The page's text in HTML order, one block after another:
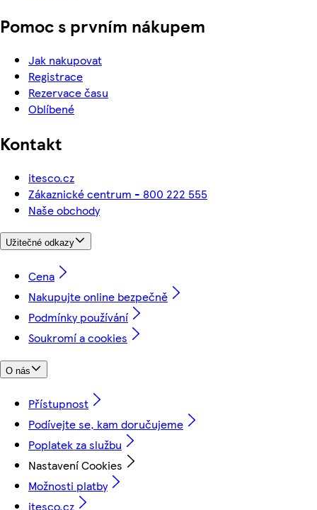
Pomoc s prvním nákupem
Jak nakupovat
Registrace
Rezervace času
Oblíbené
Kontakt
itesco.cz
Zákaznické centrum - 800 222 555
Naše obchody
Užitečné odkazy
Cena
Nakupujte online bezpečně
Podmínky používání
Soukromí a cookies
O nás
Přístupnost
Podívejte se, kam doručujeme
Poplatek za službu
Nastavení Cookies
Možnosti platby
itesco.cz